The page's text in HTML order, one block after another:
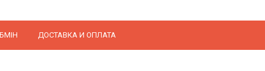
ДОСТАВКА И ОПЛАТА